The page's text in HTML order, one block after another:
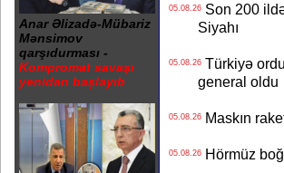
Anar Əlizadə-Mübariz
Mənsimov
qarşıdurması -
Kompromat savaşı
yenidən başlayıb
05.08.26Son 200 ildə
Siyahı
05.08.26Türkiyə
general oldu
05.08.26Maskın
05.08.26Hörmüz